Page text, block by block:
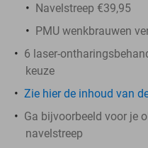
Navelstreep €39,95
PMU wenkbrauwen
6 laser-
keuze
Zie hier de inhoud van
Ga bijvoorbeeld voor je
navelstreep